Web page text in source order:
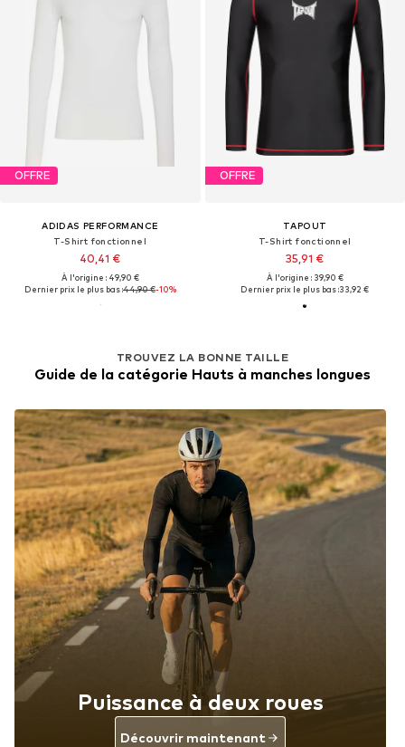
OFFRE
ADIDAS PERFORMANCE
T-Shirt fonctionnel
40,41 €
À l'origine : 49,90 €
Dernier prix le plus bas :44,90 €-10%
OFFRE
TAPOUT
T-Shirt fonctionnel
35,91 €
À l'origine : 39,90 €
Dernier prix le plus bas :33,92 €
TROUVEZ LA BONNE TAILLE
Guide de la catégorie Hauts à manches longues
Puissance à deux roues
Découvrir maintenant